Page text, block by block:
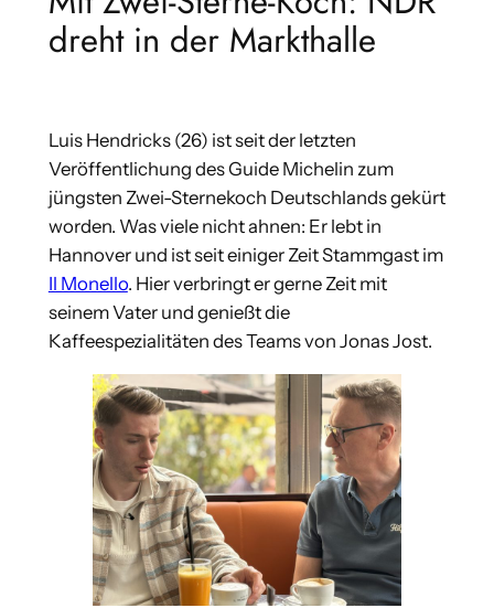
dreht in der Markthalle
Luis Hendricks (26) ist seit der letzten
Veröffentlichung des Guide Michelin zum
jüngsten Zwei-Sternekoch Deutschlands gekürt
worden. Was viele nicht ahnen: Er lebt in
Hannover und ist seit einiger Zeit Stammgast im
Il Monello. Hier verbringt er gerne Zeit mit
seinem Vater und genießt die
Kaffeespezialitäten des Teams von Jonas Jost.